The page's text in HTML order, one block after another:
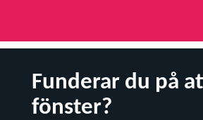
Funderar du på
fönster?